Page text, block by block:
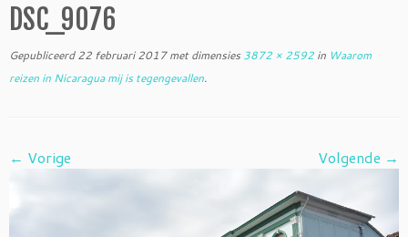
DSC_9076
Gepubliceerd 22 februari 2017met dimensies 3872 × 2592 in Waarom
reizen in Nicaragua mij is tegengevallen.
← Vorige Volgende →